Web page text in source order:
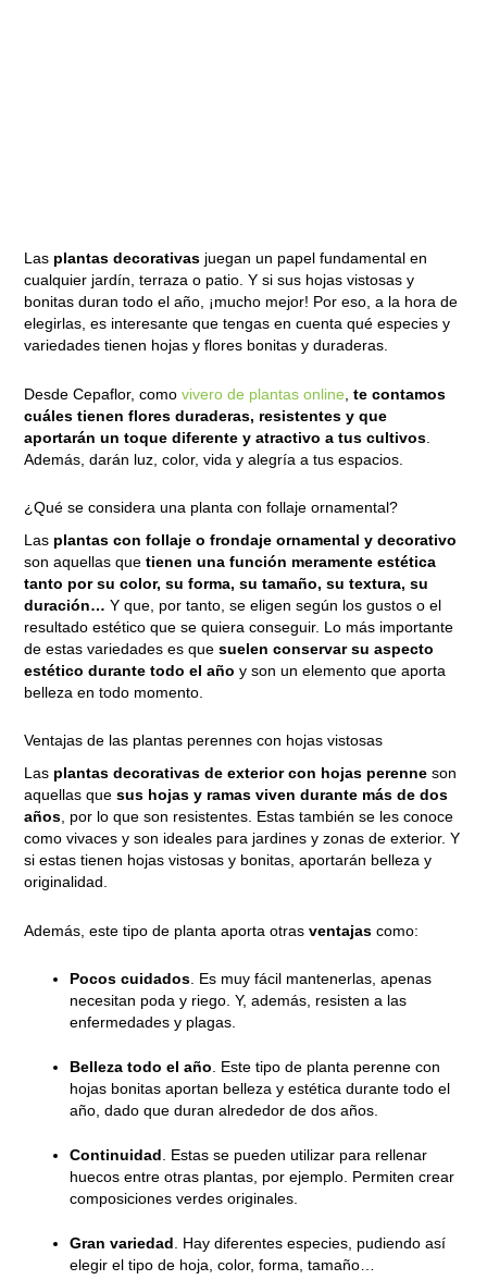
Las plantas decorativas juegan un papel fundamental en
cualquier jardín, terraza o patio. Y si sus hojas vistosas y
bonitas duran todo el año, ¡mucho mejor! Por eso, a la hora de
elegirlas, es interesante que tengas en cuenta qué especies y
variedades tienen hojas y flores bonitas y duraderas.
Desde Cepaflor, comovivero de plantas online ,te contamos
cuáles tienen flores duraderas, resistentes y que
aportarán un toque diferente y atractivo a tus cultivos
Además, darán luz, color, vida y alegría a tus espacios.
¿Qué se considera una planta con follaje ornamental?
Las plantas con follaje o frondaje ornamental y decorativo
son aquellas quetienen una función meramente estética
tanto por su color, su forma, su tamaño, su textura, su
duración…Y que, por tanto, se eligen según los gustos o el
resultado estético que se quiera conseguir. Lo más importante
de estas variedades es quesuelen conservar su aspecto
estético durante todo el año y son un elemento que aporta
belleza en todo momento.
Ventajas de las plantas perennes con hojas vistosas
Las plantas decorativas de exterior con hojas perenne son
aquellas quesus hojas y ramas viven durante más de dos
años, por lo que son resistentes. Estas también se les conoce
como vivaces y son ideales para jardines y zonas de exterior. Y
si estas tienen hojas vistosas y bonitas, aportarán belleza y
originalidad.
Además, este tipo de planta aporta otrasventajascomo:
Pocos cuidados. Es muy fácil mantenerlas, apenas
necesitan poda y riego. Y, además, resisten a las
enfermedades y plagas.
Belleza todo el año. Este tipo de planta perenne con
hojas bonitas aportan belleza y estética durante todo el
año, dado que duran alrededor de dos años.
Continuidad. Estas se pueden utilizar para rellenar
huecos entre otras plantas, por ejemplo. Permiten crear
composiciones verdes originales.
Gran variedad. Hay diferentes especies, pudiendo así
elegir el tipo de hoja, color, forma, tamaño…